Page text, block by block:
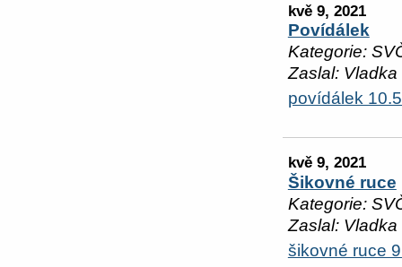
kvě 9, 2021
Povídálek
Kategorie:
Zaslal: Vladka
povídálek
kvě 9, 2021
Šikovné ruce
Kategorie:
Zaslal: Vladka
šikovné ruce